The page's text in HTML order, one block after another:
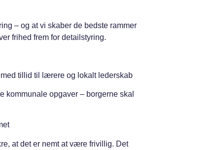
– og at vi skaber de bedste rammer
frihed frem for detailstyring.
tillid til lærere og lokalt lederskab
kommunale opgaver – borgerne skal
at det er nemt at være frivillig. Det